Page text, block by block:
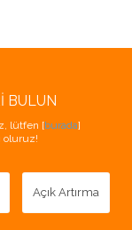
BULUN
lütfen [burada]
oluruz!
Açık Artırma